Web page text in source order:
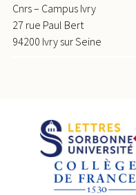
Cnrs – Campus Ivry
27 rue Paul Bert
94200 Ivry sur Seine